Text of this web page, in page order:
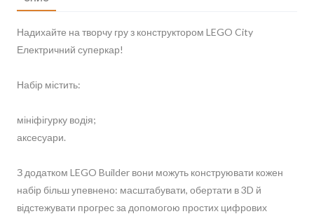
Надихайте на творчу гру з конструктором LEGO City
Електричний суперкар!
Набір містить:
мініфігурку водія;
аксесуари.
З додатком LEGO Builder вони можуть конструювати кожен
набір більш упевнено: масштабувати, обертати в 3D й
відстежувати прогрес за допомогою простих цифрових